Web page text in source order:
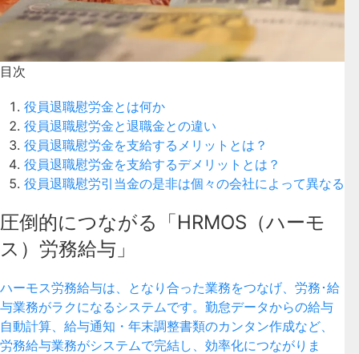
目次
役員退職慰労金とは何か
役員退職慰労金と退職金との違い
役員退職慰労金を支給するメリットとは？
役員退職慰労金を支給するデメリットとは？
役員退職慰労引当金の是非は個々の会社によって異なる
圧倒的につながる「HRMOS（ハーモ
ス）労務給与」
ハーモス労務給与は、となり合った業務をつなげ、労務･給
与業務がラクになるシステムです。勤怠データからの給与
自動計算、給与通知・年末調整書類のカンタン作成など、
労務給与業務がシステムで完結し、効率化につながりま